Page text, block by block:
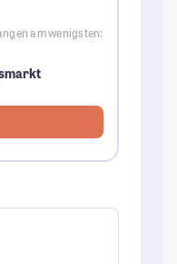
am wenigsten: